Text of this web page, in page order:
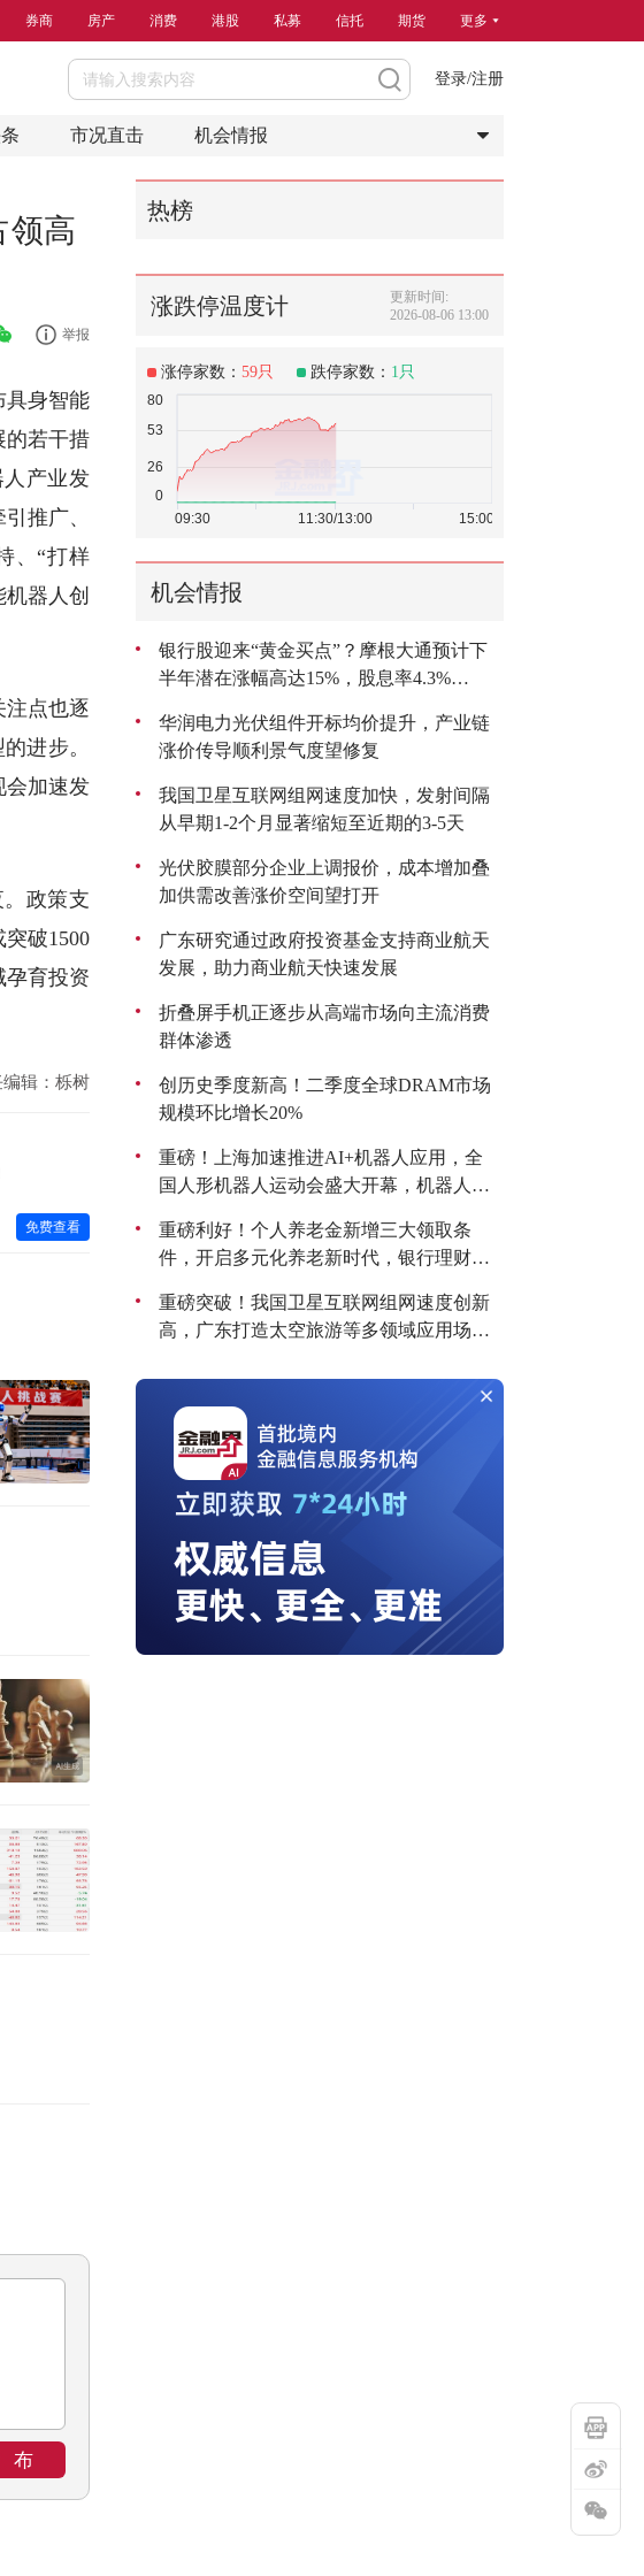
券商 房产 消费 港股 私募 信托 期货 更多
登录/注册
市况直击 机会情报
领高
举报
具身智能
的若干措
产业发
推广、
、“打样
器人创
点也逐
进步。
会加速发
政策支
破1500
孕育投资
编辑：栎树
免费查看
布
热榜
涨跌停温度计
更新时间:
2026-08-06 13:00
涨停家数： 59只 跌停家数： 1只
机会情报
银行股迎来“黄金买点”？摩根大通预计下
半年潜在涨幅高达15%，股息率4.3%
华润电力光伏组件开标均价提升，产业链
涨价传导顺利景气度望修复
我国卫星互联网组网速度加快，发射间隔
从早期1-2个月显著缩短至近期的3-5天
光伏胶膜部分企业上调报价，成本增加叠
加供需改善涨价空间望打开
广东研究通过政府投资基金支持商业航天
发展，助力商业航天快速发展
折叠屏手机正逐步从高端市场向主流消费
群体渗透
创历史季度新高！二季度全球DRAM市场
规模环比增长20%
重磅！上海加速推进AI+机器人应用，全
国人形机器人运动会盛大开幕，机器人板
重磅利好！个人养老金新增三大领取条
件，开启多元化养老新时代，银行理财产
重磅突破！我国卫星互联网组网速度创新
高，广东打造太空旅游等多领域应用场